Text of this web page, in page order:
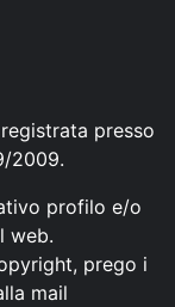
presso
2009.
profilo e/o
web.
prego i
mail